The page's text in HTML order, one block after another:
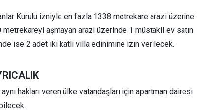
Kurulu izniyle en fazla 1338 metrekare arazi üzerine
aşmayan arazi üzerinde 1 müstakil ev satın
ise 2 adet iki katlı villa edinimine izin verilecek.
aynı hakları veren ülke vatandaşları için apartman dairesi